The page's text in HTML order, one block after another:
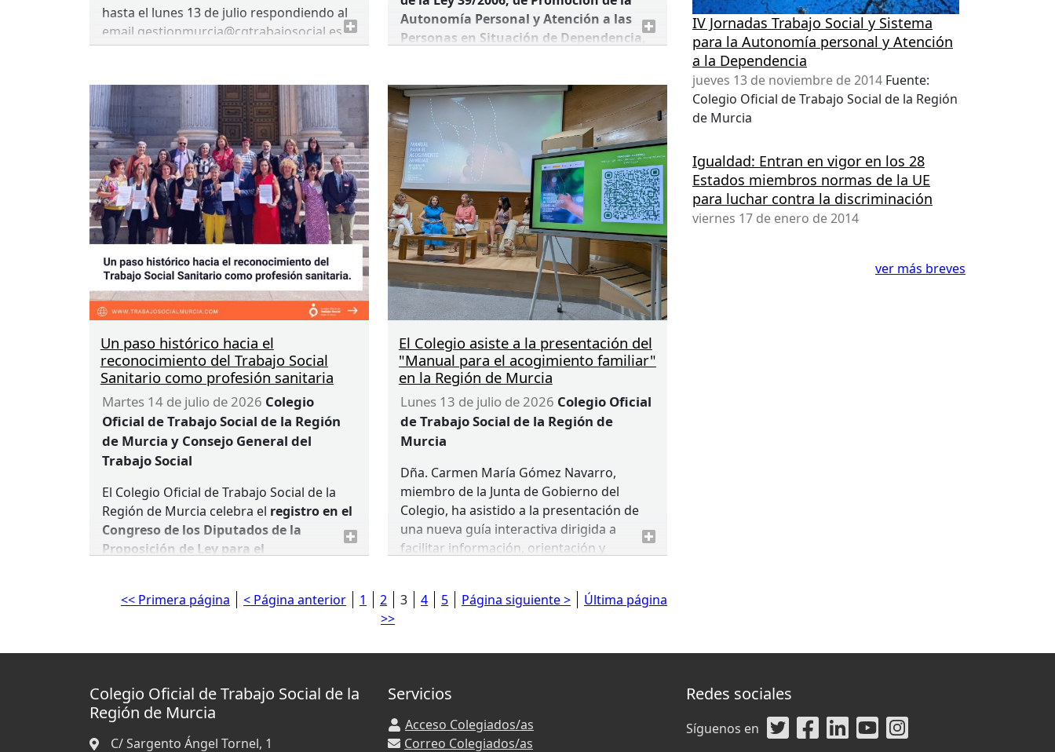
reivindicaciones 2026.
hasta el lunes 13 de julio respondiendo al
email gestionmurcia@cgtrabajosocial.es,
indicando qué reducción solicitas y
indican.
Por favor, si has cambiado de número de
cuenta, rogamos que lo actualices
respondiendo al email indicado.
Os pedimos por favor que no devolváis el
recibo, por el costo económico y de
gestión que esto conlleva. Ante un
problema, contactar con el Colegio.
Quedamos a tu disposición para cualquier
cuestión
Autonomía Personal y Atención a las
Personas en Situación de Dependencia,
discapacidad y de su inclusión social. Se
trata de una de las modificaciones más
importantes del Sistema para la
Autonomía y Atención a la Dependencia
(SAAD
) desde la aprobación de la Ley de
Dependencia en 2006.
La reforma inicia ahora su tramitación en
el Senado y, una vez aprobada
definitivamente, será publicada en el
Boletín Oficial del Estado (BOE), momento
a partir del cual entrará en vigor en los
términos que establezca la propia norma.
seguimiento de su tramitación y
desarrollo, informando puntualmente
sobre las novedades que se produzcan.
Un paso histórico hacia el
reconocimiento del Trabajo Social
Sanitario como profesión sanitaria
martes 14 de julio de 2026 Colegio
Oficial de Trabajo Social de la Región
de Murcia y Consejo General del
Trabajo Social
El Colegio Oficial de Trabajo Social de la
Región de Murcia celebra el registro en el
Congreso de los Diputados de la
Proposición de Ley para el
iniciativa que supone un avance decisivo
presidenta y secretaria del Consejo
General del Trabajo Social, junto con
El Colegio asiste a la presentación del
"Manual para el acogimiento familiar"
en la Región de Murcia
lunes 13 de julio de 2026 Colegio Oficial
de Trabajo Social de la Región de
Murcia
Dña. Carmen María Gómez Navarro,
miembro de la Junta de Gobierno del
Colegio, ha asistido a la presentación de
una nueva guía interactiva dirigida a
facilitar información, orientación y
a la infancia.
Concepción Ruiz Caballero, Consejera de
María Luisa Lozano Semitiel, Directora
Conciliación; y Dña. María Teresa Sánchez
<< Primera página < Página anterior 1 2 3 4 5 Página siguiente >
Última página
>>
IV Jornadas Trabajo Social y Sistema
para la Autonomía personal y Atención
a la Dependencia
jueves 13 de noviembre de 2014 Fuente:
Colegio Oficial de Trabajo Social de la Región
de Murcia
Igualdad: Entran en vigor en los 28
Estados miembros normas de la UE
para luchar contra la discriminación
viernes 17 de enero de 2014
ver más breves
Colegio Oficial de Trabajo Social de la
Región de Murcia
C/ Sargento Ángel Tornel, 1
Servicios
Acceso Colegiados/as
Correo Colegiados/as
Redes sociales
Síguenos en